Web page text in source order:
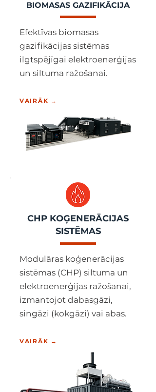
BIOMASAS GAZIFIKĀCIJA
Efektīvas biomasas
gazifikācijas sistēmas
ilgtspējīgai elektroenerģijas
un siltuma ražošanai.
VAIRĀK →
CHP KOĢENERĀCIJAS
SISTĒMAS
Modulāras koģenerācijas
sistēmas (CHP) siltuma un
elektroenerģijas ražošanai,
izmantojot dabasgāzi,
singāzi (kokgāzi) vai abas.
VAIRĀK →